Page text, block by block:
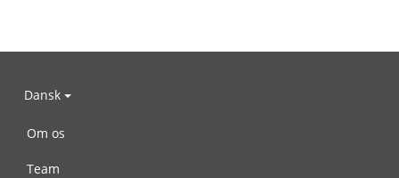
Dansk
Om os
Team